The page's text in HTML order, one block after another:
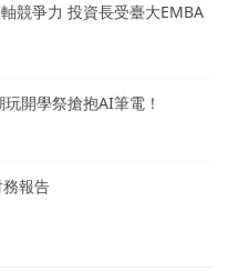
競爭力 投資長受臺大EMBA
開學祭搶抱AI筆電！
報告